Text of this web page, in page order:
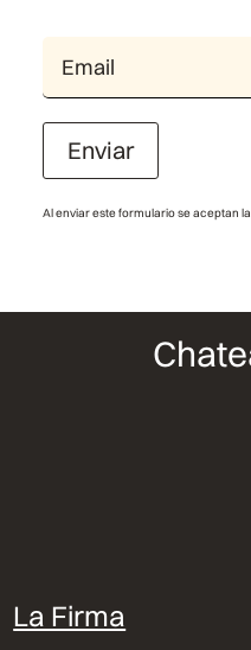
Enviar
Al enviar este formulario se aceptan
La Firma